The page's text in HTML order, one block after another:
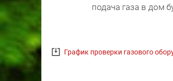
подача газа в дом
График проверки газового